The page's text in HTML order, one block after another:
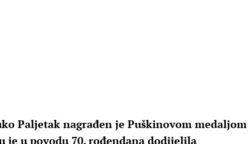
Paljetak nagrađen je Puškinovom medaljom
je u povodu 70. rođendana dodijelila